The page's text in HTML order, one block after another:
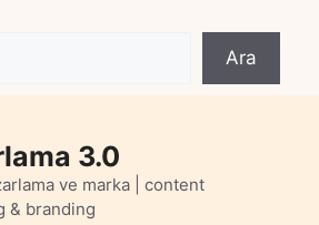
Ara
3.0
ve marka | content
& branding